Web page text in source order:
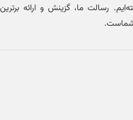
رسالت ما، گزینش و ارائه برترین
شماست.